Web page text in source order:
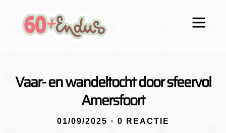
Vaar- en wandeltocht door sfeervol
Amersfoort
01/09/2025 • 0 REACTIE